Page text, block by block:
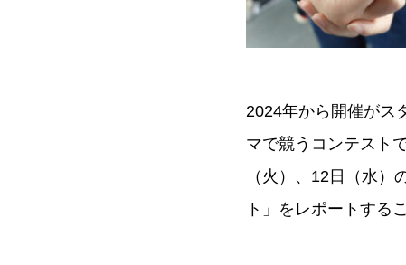
2024年から開催がス
マで競うコンテスト
（火）、12日（水
ト」をレポートする